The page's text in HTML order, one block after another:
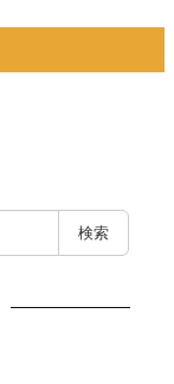
検索